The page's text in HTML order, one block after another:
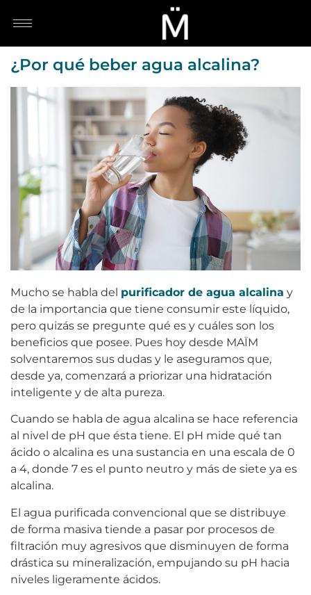
¿Por qué beber agua alcalina?
Mucho se habla del purificador de agua alcalina y
de la importancia que tiene consumir este líquido,
pero quizás se pregunte qué es y cuáles son los
beneficios que posee. Pues hoy desde MAÏM
solventaremos sus dudas y le aseguramos que,
desde ya, comenzará a priorizar una hidratación
inteligente y de alta pureza.
Cuando se habla de agua alcalina se hace referencia
al nivel de pH que ésta tiene. El pH mide qué tan
ácido o alcalina es una sustancia en una escala de 0
a 4, donde 7 es el punto neutro y más de siete ya es
alcalina.
El agua purificada convencional que se distribuye
de forma masiva tiende a pasar por procesos de
filtración muy agresivos que disminuyen de forma
drástica su mineralización, empujando su pH hacia
niveles ligeramente ácidos.